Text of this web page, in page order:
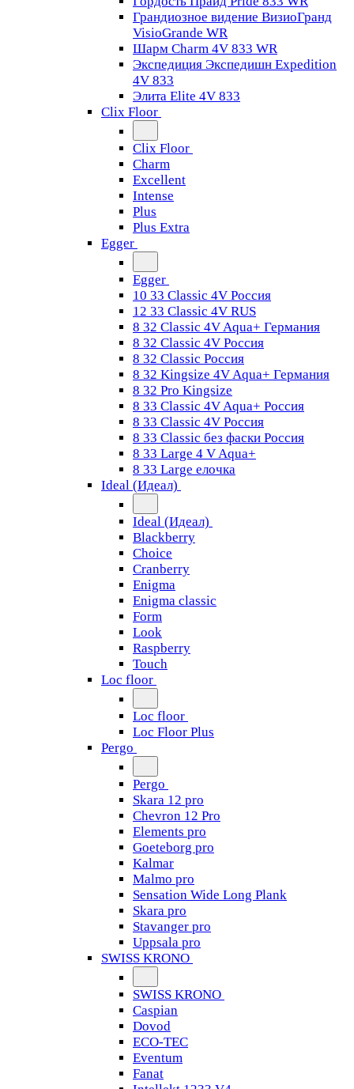
Грандиозное видение ВизиоГранд
VisioGrande WR
Шарм Charm 4V 833 WR
Экспедиция Экспедишн Expedition
4V 833
Элита Elite 4V 833
Clix Floor
Clix Floor
Charm
Excellent
Intense
Plus
Plus Extra
Egger
Egger
10 33 Classic 4V Россия
12 33 Classic 4V RUS
8 32 Classic 4V Aqua+ Германия
8 32 Classic 4V Россия
8 32 Classic Россия
8 32 Kingsize 4V Aqua+ Германия
8 32 Pro Kingsize
8 33 Classic 4V Aqua+ Россия
8 33 Classic 4V Россия
8 33 Classic без фаски Россия
8 33 Large 4 V Aqua+
8 33 Large елочка
Ideal (Идеал)
Ideal (Идеал)
Blackberry
Choice
Cranberry
Enigma
Enigma classic
Form
Look
Raspberry
Touch
Loc floor
Loc floor
Loc Floor Plus
Pergo
Pergo
Skara 12 pro
Chevron 12 Pro
Elements pro
Goeteborg pro
Kalmar
Malmo pro
Sensation Wide Long Plank
Skara pro
Stavanger pro
Uppsala pro
SWISS KRONO
SWISS KRONO
Caspian
Dovod
ECO-TEC
Eventum
Fanat